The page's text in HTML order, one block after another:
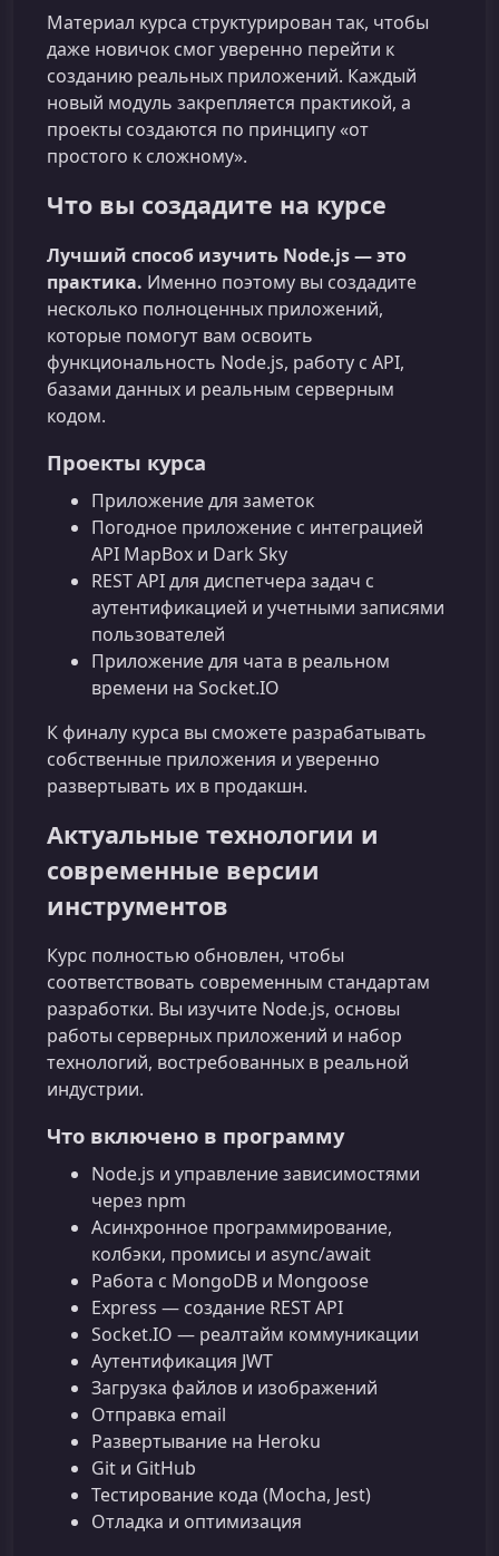
Материал курса структурирован так, чтобы
даже новичок смог уверенно перейти к
созданию реальных приложений. Каждый
новый модуль закрепляется практикой, а
проекты создаются по принципу «от
простого к сложному».
Что вы создадите на курсе
Лучший способ изучить Node.js — это
практика. Именно поэтому вы создадите
несколько полноценных приложений,
которые помогут вам освоить
функциональность Node.js, работу с API,
базами данных и реальным серверным
кодом.
Проекты курса
Приложение для заметок
Погодное приложение с интеграцией
API MapBox и Dark Sky
REST API для диспетчера задач с
аутентификацией и учетными записями
пользователей
Приложение для чата в реальном
времени на Socket.IO
К финалу курса вы сможете разрабатывать
собственные приложения и уверенно
развертывать их в продакшн.
Актуальные технологии и
современные версии
инструментов
Курс полностью обновлен, чтобы
соответствовать современным стандартам
разработки. Вы изучите Node.js, основы
работы серверных приложений и набор
технологий, востребованных в реальной
индустрии.
Что включено в программу
Node.js и управление зависимостями
через npm
Асинхронное программирование,
колбэки, промисы и async/await
Работа с MongoDB и Mongoose
Express — создание REST API
Socket.IO — реалтайм коммуникации
Аутентификация JWT
Загрузка файлов и изображений
Отправка email
Развертывание на Heroku
Git и GitHub
Тестирование кода (Mocha, Jest)
Отладка и оптимизация